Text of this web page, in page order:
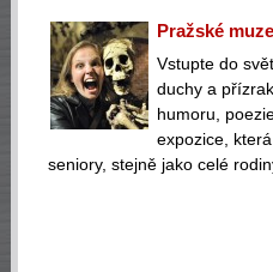
Pražské
Vstupte do
duchy a
humoru,
expozice,
seniory, stejně jako celé